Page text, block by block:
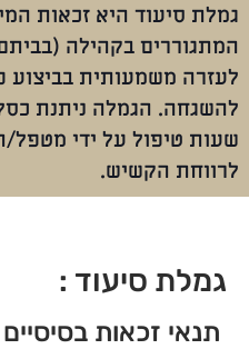
גמלת סיעוד היא זכאות
המתגוררים בקהילה
לעזרה משמעותית בביצוע
להשגחה. הגמלה ניתנת
שעות טיפול על ידי
לרווחת הקשיש.
גמלת סיעוד :
תנאי זכאות בסיסיים